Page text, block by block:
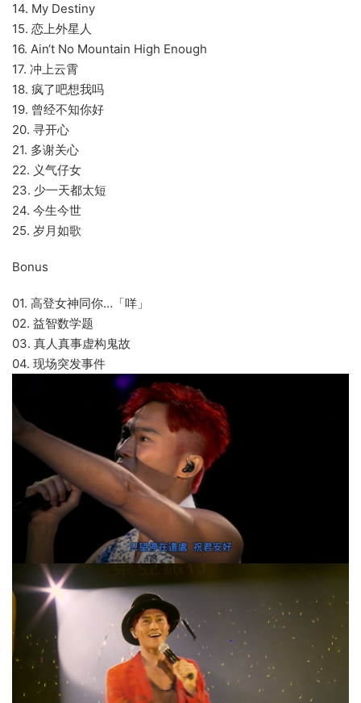
14. My Destiny
15. 恋上外星人
16. Ain‘t No Mountain High Enough
17. 冲上云霄
18. 疯了吧想我吗
19. 曾经不知你好
20. 寻开心
21. 多谢关心
22. 义气仔女
23. 少一天都太短
24. 今生今世
25. 岁月如歌
Bonus
01. 高登女神同你…「咩」
02. 益智数学题
03. 真人真事虚构鬼故
04. 现场突发事件